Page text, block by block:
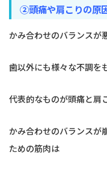
②頭痛や肩こりの原
かみ合わせのバランスが
歯以外にも様々な不調を
代表的なものが頭痛と肩
かみ合わせのバランスが
ための筋肉は